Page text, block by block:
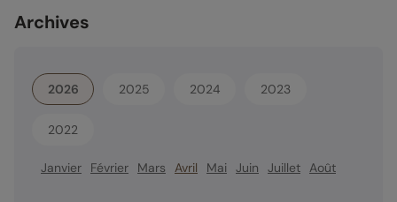
Archives
2026 2025 2024 2023
2022
Janvier Février Mars Avril Mai Juin Juillet Août